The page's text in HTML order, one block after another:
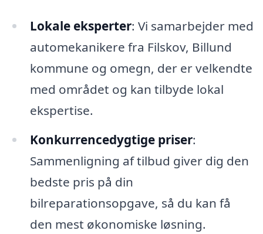
Lokale eksperter: Vi samarbejder med
automekanikere fra Filskov, Billund
kommune og omegn, der er velkendte
med området og kan tilbyde lokal
ekspertise.
Konkurrencedygtige priser:
Sammenligning af tilbud giver dig den
bedste pris på din
bilreparationsopgave, så du kan få
den mest økonomiske løsning.